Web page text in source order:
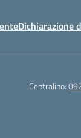
Dichiarazione
Centralino: